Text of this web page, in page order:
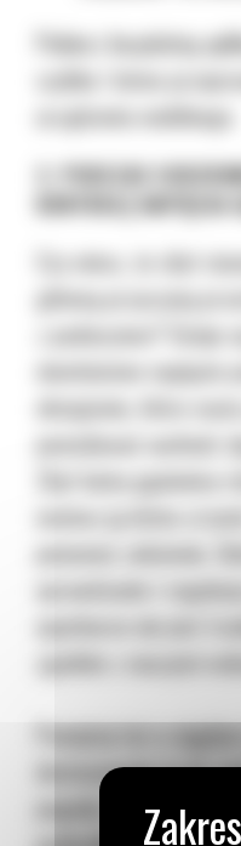
Pobierz bezpłatną
szybko i łatwo
urządzenia mobilnego.
2. PODCZAS
KONTROLĘ NAPIĘCIA
Czy wiesz, że zbyt
główną przyczyną
z podwoziem? Dzieje
niewłaściwe napięcie
obciążenie, które
powodować suchość
Zbyt luźna gąsienica
możesz ją łatwo
ponowne założenie.
sprawdzanie i
spycharce nie jest
zgodnie z naszymi
Pamiętaj też o
dostosowując je do
pogody. Nawet